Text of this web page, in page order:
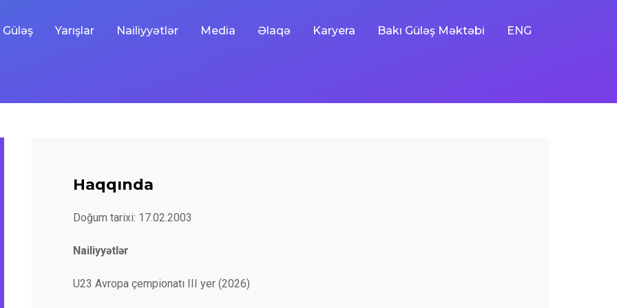
Güləş Yarışlar Nailiyyətlər Media Əlaqə Karyera Bakı Güləş Məktəbi ENG
Haqqında
Doğum tarixi: 17.02.2003
Nailiyyətlər
U23 Avropa çempionatı III yer (2026)